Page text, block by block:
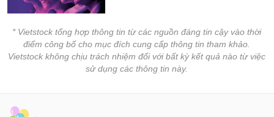
* Vietstock tổng hợp thông tin từ các nguồn đáng tin cậy vào thời
điểm công bố cho mục đích cung cấp thông tin tham khảo.
Vietstock không chịu trách nhiệm đối với bất kỳ kết quả nào từ việc
sử dụng các thông tin này.